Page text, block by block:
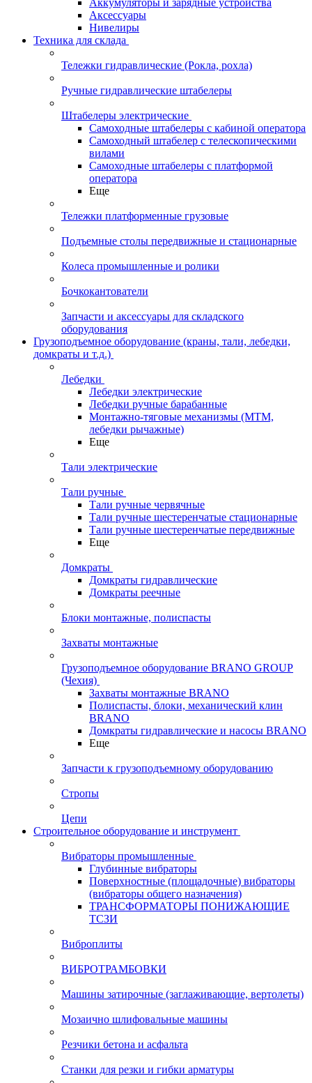
Аккумуляторы и зарядные устройства
Аксессуары
Нивелиры
Техника для склада
Тележки гидравлические (Рокла, рохла)
Ручные гидравлические штабелеры
Штабелеры электрические
Самоходные штабелеры с кабиной оператора
Самоходный штабелер с телескопическими
вилами
Самоходные штабелеры с платформой
оператора
Еще
Тележки платформенные грузовые
Подъемные столы передвижные и стационарные
Колеса промышленные и ролики
Бочкокантователи
Запчасти и аксессуары для складского
оборудования
Грузоподъемное оборудование (краны, тали, лебедки,
домкраты и т.д.)
Лебедки
Лебедки электрические
Лебедки ручные барабанные
Монтажно-тяговые механизмы (МТМ,
лебедки рычажные)
Еще
Тали электрические
Тали ручные
Тали ручные червячные
Тали ручные шестеренчатые стационарные
Тали ручные шестеренчатые передвижные
Еще
Домкраты
Домкраты гидравлические
Домкраты реечные
Блоки монтажные, полиспасты
Захваты монтажные
Грузоподъемное оборудование BRANO GROUP
(Чехия)
Захваты монтажные BRANO
Полиспасты, блоки, механический клин
BRANO
Домкраты гидравлические и насосы BRANO
Еще
Запчасти к грузоподъемному оборудованию
Стропы
Цепи
Строительное оборудование и инструмент
Вибраторы промышленные
Глубинные вибраторы
Поверхностные (площадочные) вибраторы
(вибраторы общего назначения)
ТРАНСФОРМАТОРЫ ПОНИЖАЮЩИЕ
ТСЗИ
Виброплиты
ВИБРОТРАМБОВКИ
Машины затирочные (заглаживающие, вертолеты)
Мозаично шлифовальные машины
Резчики бетона и асфальта
Станки для резки и гибки арматуры